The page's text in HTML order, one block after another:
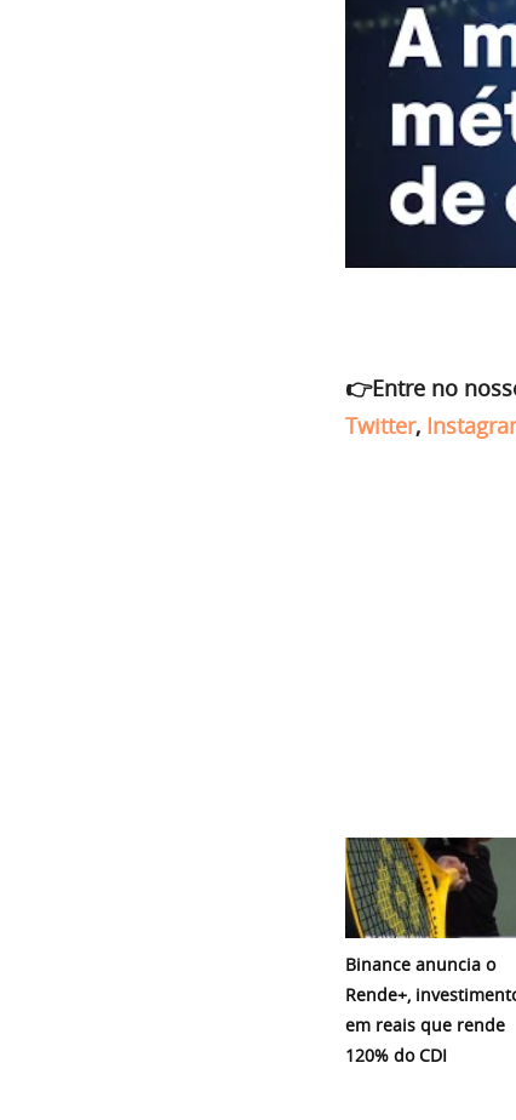
👉Entre no
Twitter,
Binance anuncia o
Rende+,
em reais que rende
120% do CDI